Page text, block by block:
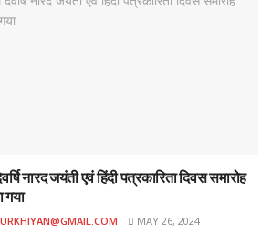
नारद जयंती एवं हिंदी पत्रकारिता दिवस समारोह
गया
MAY 26, 2024